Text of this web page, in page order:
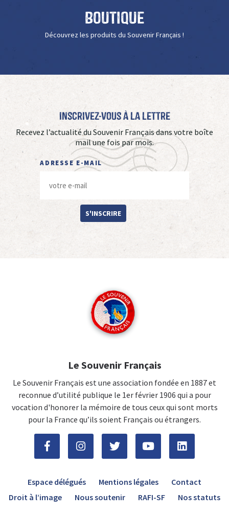
Boutique
Découvrez les produits du Souvenir Français !
Inscrivez-vous à La Lettre
Recevez l’actualité du Souvenir Français dans votre boîte
mail une fois par mois.
ADRESSE E-MAIL
S'INSCRIRE
Le Souvenir Français
Le Souvenir Français est une association fondée en 1887 et
reconnue d’utilité publique le 1er février 1906 qui a pour
vocation d'honorer la mémoire de tous ceux qui sont morts
pour la France qu’ils soient Français ou étrangers.
Espace délégués Mentions légales
Contact
Droit à l’image
Nous soutenir RAFI-SF Nos statuts